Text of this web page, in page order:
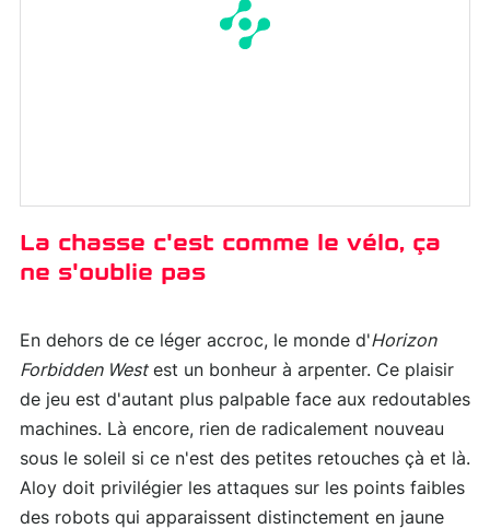
La chasse c'est comme le vélo, ça
ne s'oublie pas
En dehors de ce léger accroc, le monde d'Horizon
Forbidden Westest un bonheur à arpenter. Ce plaisir
de jeu est d'autant plus palpable face aux redoutables
machines. Là encore, rien de radicalement nouveau
sous le soleil si ce n'est des petites retouches çà et là.
Aloy doit privilégier les attaques sur les points faibles
des robots qui apparaissent distinctement en jaune